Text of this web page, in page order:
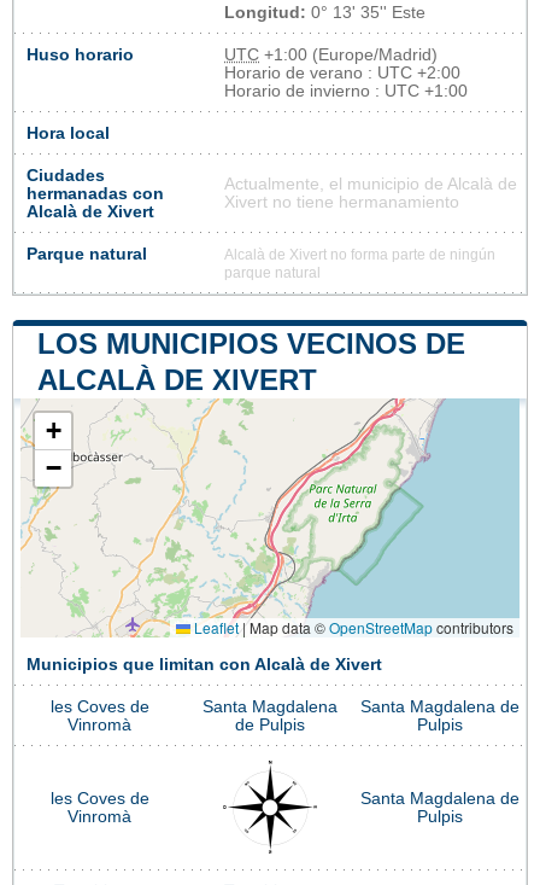
Longitud: 0° 13' 35'' Este
Huso horario UTC +1:00 (Europe/Madrid)
Horario de verano : UTC +2:00
Horario de invierno : UTC +1:00
Hora local
Ciudades
hermanadas con
Alcalà de Xivert
Actualmente, el municipio de Alcalà de
Xivert no tiene hermanamiento
Parque natural
Alcalà de Xivert no forma parte de ningún
parque natural
LOS MUNICIPIOS VECINOS DE
ALCALÀ DE XIVERT
+
−
Leaflet|Map data ©OpenStreetMapcontributors
Municipios que limitan con Alcalà de Xivert
les Coves de
Vinromà
Santa Magdalena
de Pulpis
Santa Magdalena de
Pulpis
les Coves de
Vinromà
Santa Magdalena de
Pulpis